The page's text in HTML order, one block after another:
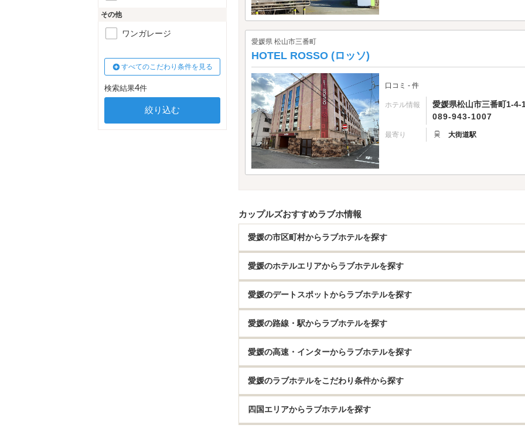
愛媛県 松山市三番町
HOTEL ROSSO (ロッソ)
口コミ - 件
ホテル情報
愛媛県松山市三番町1-4-
089-943-1007
最寄り 大街道駅
カップルズおすすめラブホ情報
愛媛の市区町村からラブホテルを探す
愛媛のホテルエリアからラブホテルを探す
愛媛のデートスポットからラブホテルを探す
愛媛の路線・駅からラブホテルを探す
愛媛の高速・インターからラブホテルを探す
愛媛のラブホテルをこだわり条件から探す
四国エリアからラブホテルを探す
その他
ワンガレージ
すべてのこだわり条件を見る
検索結果4件